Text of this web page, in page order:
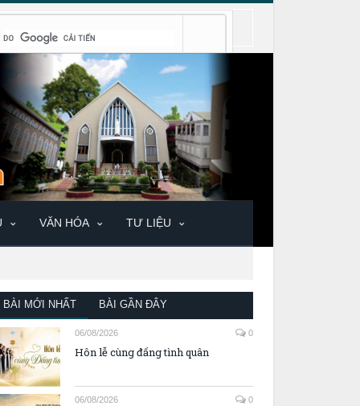
VĂN HÓA TƯ LIỆU
BÀI MỚI NHẤT BÀI GẦN ĐÂY
06/08/2026 0
Hôn lễ cùng đấng tình quân
06/08/2026 0